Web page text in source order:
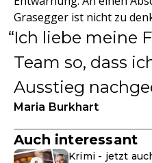
Grasegger ist nicht zu
Ich liebe meine
Team so, dass
Ausstieg
Maria Burkhart
Auch interessant
Krimi - jetzt